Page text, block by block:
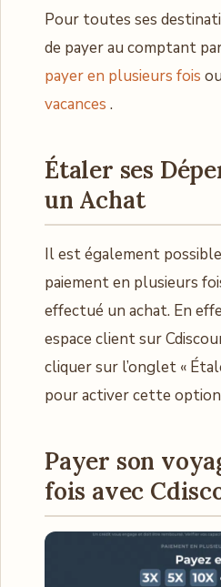
Pour toutes ses
de payer au comptant
payer en plusieurs fois
vacances .
Étaler ses
un Achat
Il est également
paiement en plusieurs
effectué un achat. En
espace client sur
cliquer sur l’onglet «
pour activer cette
Payer son
fois avec